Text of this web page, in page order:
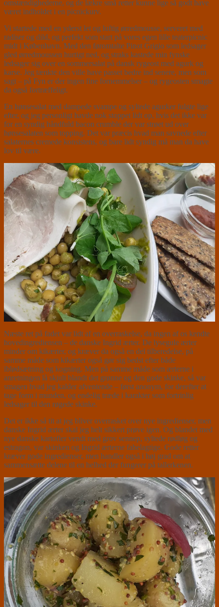
omstændighederne, og de lækre små retter kunne lige så godt have
været indholdet i en picnickurv.
Vi startede med en yderst let og luftig ørredmousse, serveret med
radiser og dild, og perfekt som start på vores egen lille teaterpicnic
midt i København. Med den føromtalte Pinot Grigio som ledsager
gled ørredmoussen hurtigt ned, og straks kastede min fynske
ledsager sig over en sommersalat på dansk rygeost med agurk og
karse. Jeg tænkte den ville have passet bedre ind senere, men som
sagt – på Fyn er der ingen fine fornemmelser – og rygeosten smagte
da også fortræffeligt.
En hønsesalat med dampede svampe og syltede agurker fulgte lige
efter, og jeg personligt havde nok stoppet lidt op, hvis det ikke var
for en syndig håndfuld bacon crumble der var strøet ud over
hønsesalaten som topping. Det var præcis hvad man savnede efter
salaternes cremede konsistens, og bare lidt syndig må man da have
lov til være.
Næste ret på fadet var lidt af en overraskelse, da ingen af os kendte
hovedingrediensen – de danske Ingrid ærter. De lysegule ærter
minder om kikærter, og kræver da også en del tilberedelse, på
samme måde som kikærter også gør sig bedst efter både
iblødsætning og kogning. Men på samme måde som ærterne i
anretningen lå skjult blandt det grønne og den gode skinke, så var
smagen hvad jeg kalder afventende – først anonym, for derefter at
tage form i munden, og endelig træde i karakter som fortrinlig
ledsager til den røgede skinke.
Det er ikke så tit at jeg bliver overrasket over nye ingredienser, men
danske Ingrid ærter skal jeg helt sikkert prøve igen. Og blandet med
nye danske kartofler vendt med grov sennep, syltede rødløg og
estragon, var skinken og Ingrid ærterne fabelagtige. Gode retter
kræver gode ingredienser, men handler også i høj grad om at
sammensætte delene til en helhed der fungerer på tallerkenen.